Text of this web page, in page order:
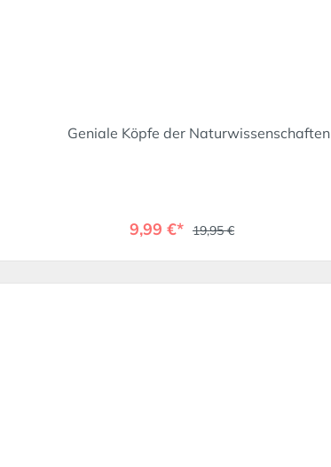
Geniale Köpfe der Naturwissenschaften
9,99 €* 19,95 €